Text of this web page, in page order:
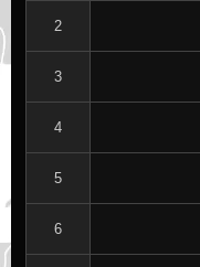
の
ン
2
3
4
5
6